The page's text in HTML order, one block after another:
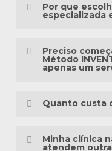
Por que
especializada
mais do que
paciente, as
como as
Preciso
Método
apenas um
diferente da sua
Quanto custa
padronizados,
Minha clínica
atendem